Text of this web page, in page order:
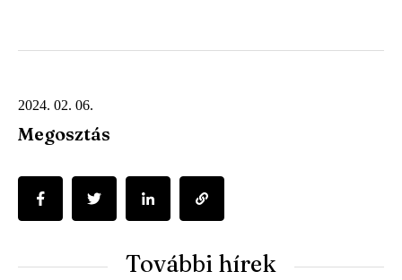
Megosztás
2024. 02. 06.
További hírek